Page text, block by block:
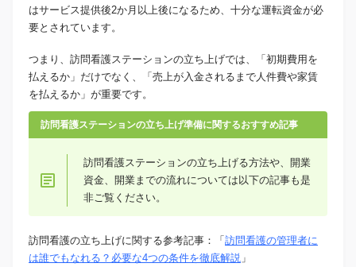
はサービス提供後2か月以上後になるため、十分な運転資金が必
要とされています。
つまり、訪問看護ステーションの立ち上げでは、「初期費用を
払えるか」だけでなく、「売上が入金されるまで人件費や家賃
を払えるか」が重要です。
訪問看護ステーションの立ち上げ準備に関するおすすめ記事
訪問看護ステーションの立ち上げる方法や、開業
資金、開業までの流れについては以下の記事も是
非ご覧ください。
訪問看護の立ち上げに関する参考記事：「 訪問看護の管理者に
は誰でもなれる？必要な4つの条件を徹底解説 」